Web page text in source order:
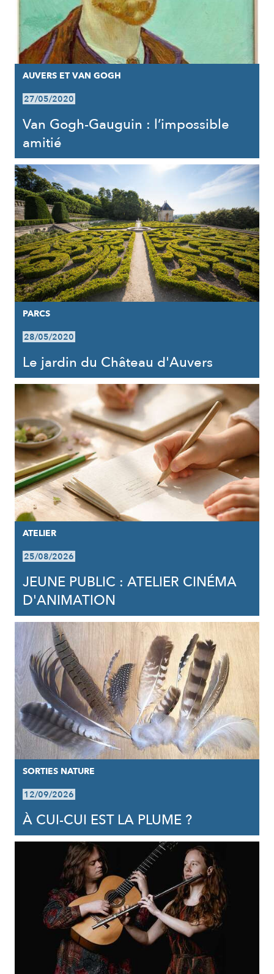
AUVERS ET VAN GOGH
27/05/2020
Van Gogh-Gauguin : l’impossible
amitié
PARCS
28/05/2020
Le jardin du Château d'Auvers
ATELIER
25/08/2026
JEUNE PUBLIC : ATELIER CINÉMA
D'ANIMATION
SORTIES NATURE
12/09/2026
À CUI-CUI EST LA PLUME ?